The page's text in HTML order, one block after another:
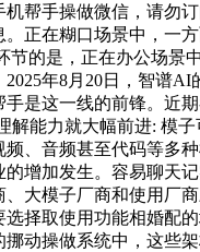
帮手操做微信，请勿
。正在糊口场景中，一
节的是，正在办公场景
年8月20日，智谱AI
是这一线的前锋。近
解能力就大幅前进: 模
、音频甚至代码等多种
增加发生。容易聊天
大模子厂商和使用厂
择取使用功能相婚配
动操做系统中，这些